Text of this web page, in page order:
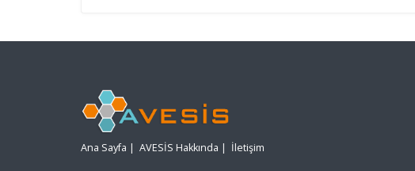
Ana Sayfa | AVESİS Hakkında | İletişim